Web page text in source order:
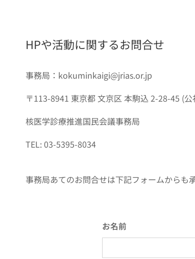
HPや活動に関するお問合せ
事務局：kokuminkaigi@jrias.or.jp
〒113-8941 東京都 文京区 本駒込 2-28-45 (
核医学診療推進国民会議事務局
TEL: 03-5395-8034
事務局あてのお問合せは下記フォームからも承
お名前